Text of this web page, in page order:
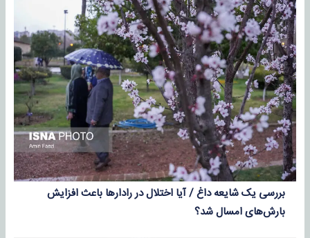
بررسی یک شایعه داغ / آیا اختلال در رادارها باعث افزایش
بارش‌های امسال شد؟